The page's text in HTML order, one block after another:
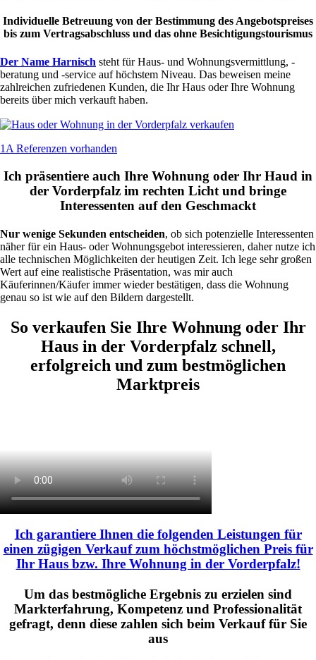
Individuelle Betreuung von der Bestimmung des Angebotspreises
bis zum Vertragsabschluss und das ohne Besichtigungstourismus
Der Name Harnisch steht für Haus- und Wohnungsvermittlung, -
beratung und -service auf höchstem Niveau. Das beweisen meine
zahlreichen zufriedenen Kunden, die Ihr Haus oder Ihre Wohnung
bereits über mich verkauft haben.
1A Referenzen vorhanden
Ich präsentiere auch Ihre Wohnung oder Ihr Haud in
der Vorderpfalz im rechten Licht und bringe
Interessenten auf den Geschmackt
Nur wenige Sekunden entscheiden, ob sich potenzielle Interessenten
näher für ein Haus- oder Wohnungsgebot interessieren, daher nutze ich
alle technischen Möglichkeiten der heutigen Zeit. Ich lege sehr großen
Wert auf eine realistische Präsentation, was mir auch
Käuferinnen/Käufer immer wieder bestätigen, dass die Wohnung
genau so ist wie auf den Bildern dargestellt.
So verkaufen Sie Ihre Wohnung oder Ihr
Haus in der Vorderpfalz schnell,
erfolgreich und zum bestmöglichen
Marktpreis
Ich garantiere Ihnen die folgenden Leistungen für
einen zügigen Verkauf zum höchstmöglichen Preis für
Ihr Haus bzw. Ihre Wohnung in der Vorderpfalz!
Um das bestmögliche Ergebnis zu erzielen sind
Markterfahrung, Kompetenz und Professionalität
gefragt, denn diese zahlen sich beim Verkauf für Sie
aus